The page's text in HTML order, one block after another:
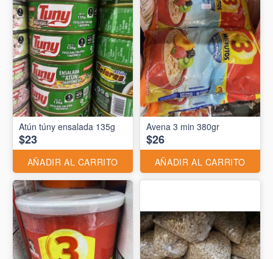
Atún túny ensalada 135g
$23
AÑADIR AL CARRITO
Avena 3 min 380gr
$26
AÑADIR AL CARRITO